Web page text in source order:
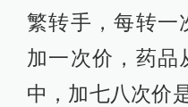
繁转手，每转一
加一次价，药品
中，加七八次价